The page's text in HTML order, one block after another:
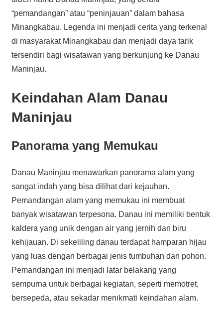
“pemandangan” atau “peninjauan” dalam bahasa
Minangkabau. Legenda ini menjadi cerita yang terkenal
di masyarakat Minangkabau dan menjadi daya tarik
tersendiri bagi wisatawan yang berkunjung ke Danau
Maninjau.
Keindahan Alam Danau
Maninjau
Panorama yang Memukau
Danau Maninjau menawarkan panorama alam yang
sangat indah yang bisa dilihat dari kejauhan.
Pemandangan alam yang memukau ini membuat
banyak wisatawan terpesona. Danau ini memiliki bentuk
kaldera yang unik dengan air yang jernih dan biru
kehijauan. Di sekeliling danau terdapat hamparan hijau
yang luas dengan berbagai jenis tumbuhan dan pohon.
Pemandangan ini menjadi latar belakang yang
sempurna untuk berbagai kegiatan, seperti memotret,
bersepeda, atau sekadar menikmati keindahan alam.